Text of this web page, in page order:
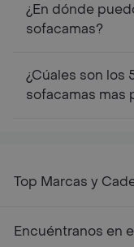
¿En dónde
sofacamas?
¿Cúales son los
sofacamas mas
Top Marcas y
Encuéntranos en